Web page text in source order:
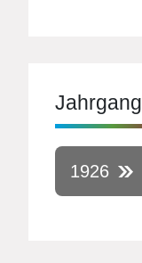
Jahrgang
1926